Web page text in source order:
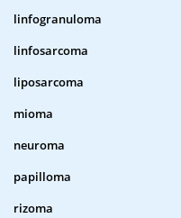
linfogranuloma
linfosarcoma
liposarcoma
mioma
neuroma
papilloma
rizoma